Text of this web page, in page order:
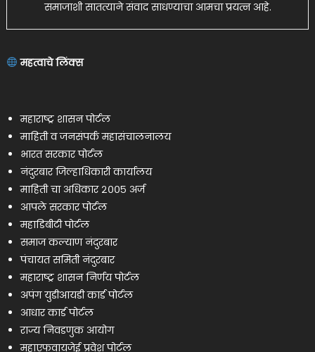
समाजाशी सातत्याने संवाद साधण्याचा आमचा प्रयत्न आहे.
महत्वाचे लिंक्स
महाराष्ट्र शासन पोर्टल
माहिती व जनसंपर्क महासंचालनालय
भारत सरकार पोर्टल
नंदुरबार जिल्हाधिकारी कार्यालय
माहिती चा अधिकार २००५ अर्ज
आपले सरकार पोर्टल
महाडिबीटी पोर्टल
समाज कल्याण नंदुरबार
पंचायत समिती नंदुरबार
महाराष्ट्र शासन निर्णय पोर्टल
अपंग युडीआयडी कार्ड पोर्टल
आधार कार्ड पोर्टल
राज्य निवडणुक आयोग
महाएफवायजेई प्रवेश पोर्टल